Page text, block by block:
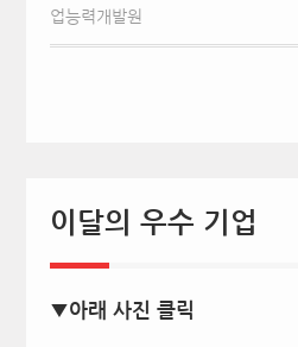
업능력개발원
이달의 우수 기업
▼아래 사진 클릭